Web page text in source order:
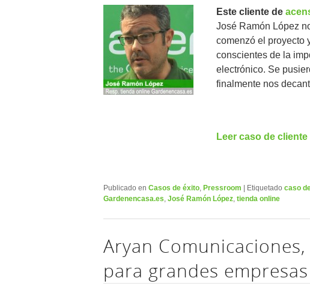
Este cliente de
José Ramón López
comenzó el proyecto
conscientes de la
electrónico. Se
finalmente nos
Leer caso de
Publicado en Casos de éxito Pressroom | Etiquetado caso
Gardenencasa.es José Ramón López tienda online
Aryan
para grandes empresas